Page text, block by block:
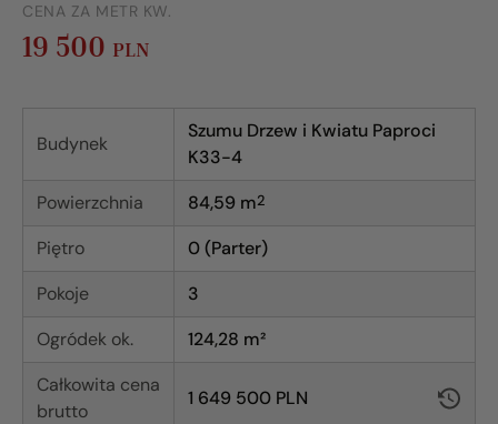
CENA ZA METR KW.
19 500 PLN
Budynek
Szumu Drzew i Kwiatu Paproci
K33-4
Powierzchnia
84,59 m2
Piętro
0 (Parter)
Pokoje
3
Ogródek ok.
124,28 m²
Całkowita cena
brutto
1 649 500 PLN